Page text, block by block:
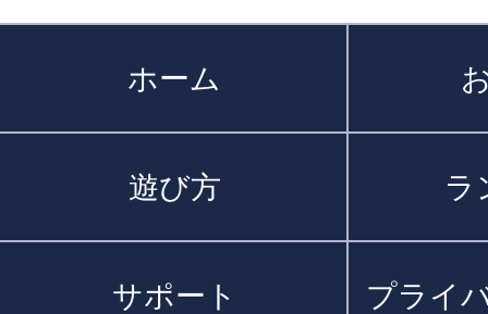
ホーム
遊び方 ラ
サポート プライ